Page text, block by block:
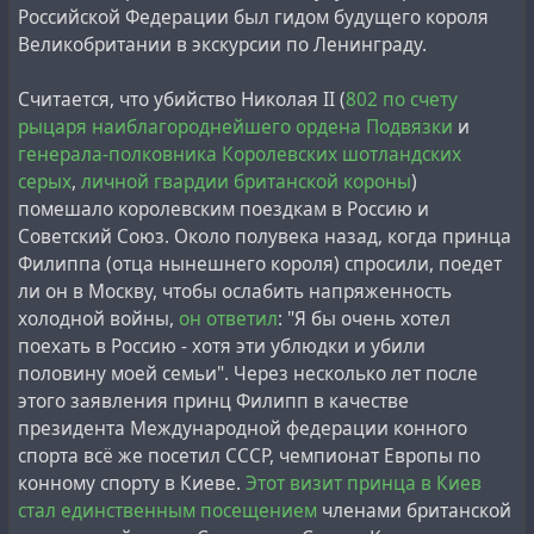
This is within the natural mortality rate of a city of about
1 million people.
Примечательно, что эти сведения соответствуют
инспекционным документам швейцарского Красного
Креста,которые сегодня принято считать
недостоверными , так как представителям Красного
Креста не разрешалось видеть никаких доказательств
уничтожения людей в Освенциме. Красный Крест с
тех пор извинился за то, что не смог рассказать об
этом лагере то, что там было убито около миллиона
человек, в основном евреев.
‘Secret’ stamp, but he did not manage to realise this
project, only partially publishing the materials of the
Once taken oath to the now defunct Soviet homeland
restricted the impartial researcher from openly
publishing his numerous materials on this topic. In any
case,his opinion, compiled on the basis of many years of
forensic analysis of available materials, he did not hide
and reported openly:
‘‘Developing the psychological effect of the launch of the
first artificial satellite in 1957, the USSR took the path of
fake manned flights and portrayed ‘primacy in the
exploration of near-Earth space’, the USA at first pushed
like children ‘and so did we’, and then outdid the USSR
by portraying fake ‘flights to the Moon’. Having lied to
their nations and the whole world, the leaders of the
USSR and the USA came to the conclusion about
undesirability of mutual disclosures and fixed the lie in
the fake joint project ‘Soyuz-Apollo’ of 1975. Real
Российской Федерации был гидом будущего короля
Великобритании в экскурсии по Ленинграду.
Считается, что убийство Николая II (802 по счету
рыцаря наиблагороднейшего ордена Подвязки и
генерала-полковника Королевских шотландских
серых, личной гвардии британской короны)
помешало королевским поездкам в Россию и
Советский Союз. Около полувека назад, когда принца
Филиппа (отца нынешнего короля) спросили, поедет
ли он в Москву, чтобы ослабить напряженность
холодной войны, он ответил: "Я бы очень хотел
поехать в Россию - хотя эти ублюдки и убили
половину моей семьи". Через несколько лет после
этого заявления принц Филипп в качестве
президента Международной федерации конного
спорта всё же посетил СССР, чемпионат Европы по
конному спорту в Киеве. Этот визит принца в Киев
стал единственным посещением членами британской